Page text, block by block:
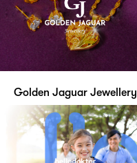
Golden Jaguar Jewellery